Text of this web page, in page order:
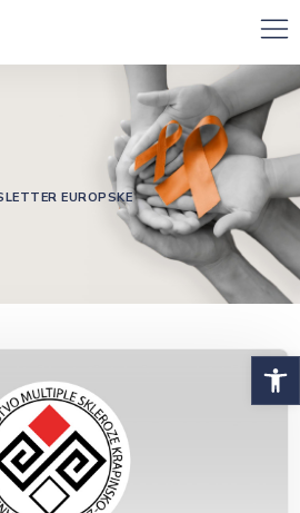
EUROPSKE